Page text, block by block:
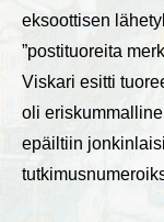
eksoottisen
”postituoreita
Viskari esitti
oli
epäiltiin